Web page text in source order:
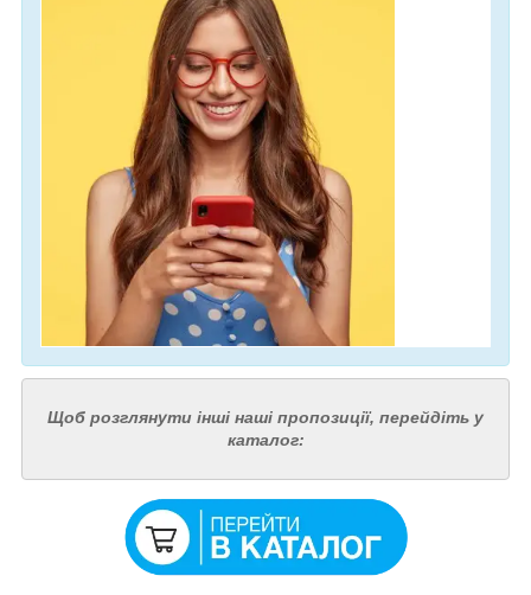
Щоб розглянути інші наші пропозиції, перейдіть у
каталог: